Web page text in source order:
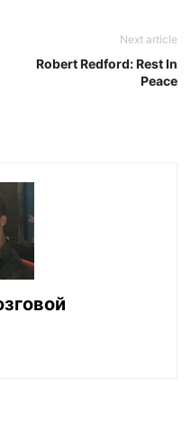
Next article
Robert Redford: Rest In
Peace